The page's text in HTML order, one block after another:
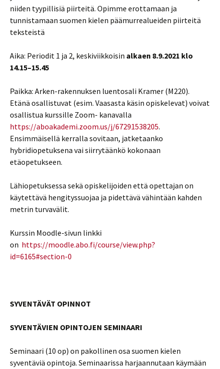
niiden tyypillisiä piirteitä. Opimme erottamaan ja
tunnistamaan suomen kielen päämurrealueiden piirteitä
teksteistä
Aika: Periodit 1 ja 2, keskiviikkoisin alkaen 8.9.2021 klo
14.15–15.45
Paikka: Arken-rakennuksen luentosali Kramer (M220).
Etänä osallistuvat (esim. Vaasasta käsin opiskelevat) voivat
osallistua kurssille Zoom- kanavalla
https://aboakademi.zoom.us/j/67291538205.
Ensimmäisellä kerralla sovitaan, jatketaanko
hybridiopetuksena vai siirrytäänkö kokonaan
etäopetukseen.
Lähiopetuksessa sekä opiskelijoiden että opettajan on
käytettävä hengityssuojaa ja pidettävä vähintään kahden
metrin turvavälit.
Kurssin Moodle-sivun linkki
on https://moodle.abo.fi/course/view.php?
id=6165#section-0
SYVENTÄVÄT OPINNOT
SYVENTÄVIEN OPINTOJEN SEMINAARI
Seminaari (10 op) on pakollinen osa suomen kielen
syventäviä opintoja. Seminaarissa harjaannutaan käymään